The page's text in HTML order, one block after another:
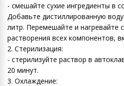
- смешайте сухие ингредиенты в
Добавьте дистиллированную
литр. Перемешайте и нагревайте
растворения всех компонентов,
2. Стерилизация:
- стерилизуйте раствор в
20 минут.
3. Охлаждение: